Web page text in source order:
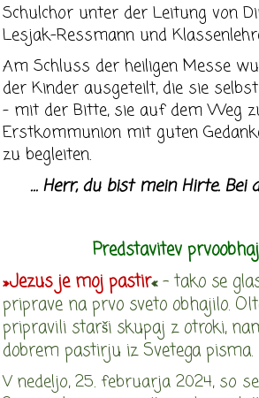
Schulchor unter der Leitung von
Lesjak-Ressmann und
Am Schluss der heiligen Messe
der Kinder ausgeteilt, die sie
- mit der Bitte, sie auf dem Weg
Erstkommunion mit guten
zu begleiten.
… Herr, du bist mein Hirte. Bei
Predstavitev
»Jezus je moj pastir«- tako se
priprave na prvo sveto obhajilo.
pripravili starši skupaj z otroki,
dobrem pastirju iz Svetega pisma.
V nedeljo, 25. februarja 2024, so